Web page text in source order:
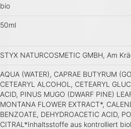
bio
50ml
STYX NATURCOSMETIC GMBH, Am
AQUA (WATER), CAPRAE BUTYRUM
CETEARYL ALCOHOL, CETEARYL
ACID, PINUS MUGO (DWARF PINE)
MONTANA FLOWER EXTRACT*,
BENZOATE, DEHYDROACETIC ACID,
CITRAL*Inhaltsstoffe aus kontrolliert